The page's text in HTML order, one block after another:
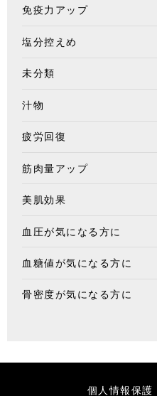
免疫力アップ
塩分控えめ
未分類
汁物
疲労回復
筋肉量アップ
美肌効果
血圧が気になる方に
血糖値が気になる方に
骨密度が気になる方に
個人情報保護